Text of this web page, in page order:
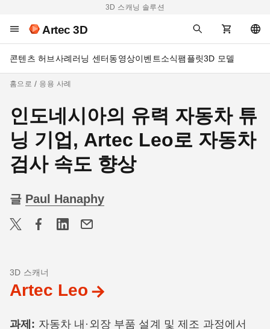
3D 스캐닝 솔루션
Artec 3D
콘텐츠 허브사례러닝 센터동영상이벤트소식팸플릿3D 모델
홈으로 응용 사례
인도네시아의 유력 자동차 튜
닝 기업, Artec Leo로 자동차
검사 속도 향상
글 Paul Hanaphy
3D 스캐너
Artec Leo
과제: 자동차 내·외장 부품 설계 및 제조 과정에서